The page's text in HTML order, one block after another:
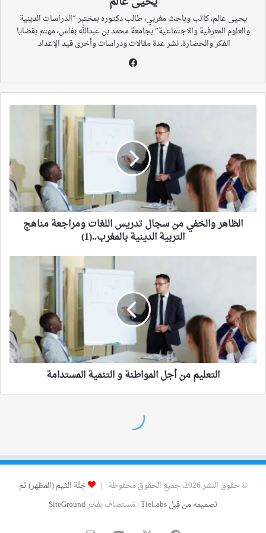
© حقوق النشر 2026، جميع الحقوق محفوظة |
جَنَّة الثيم (المظهر) تم
تصميمه من قِبل TieLabs
| مُستضاف بفخرSiteGround